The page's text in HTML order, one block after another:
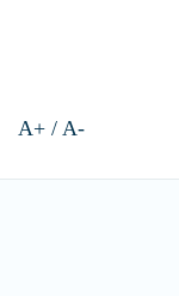
A+ / A-